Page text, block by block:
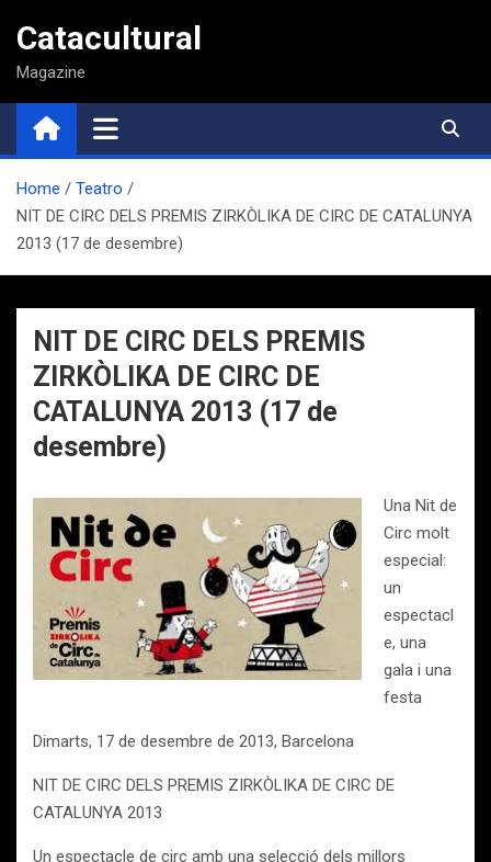
contenido
Catacultural
Magazine
Home
Teatro
NIT DE CIRC DELS PREMIS ZIRKÒLIKA DE CIRC DE CATALUNYA
2013 (17 de desembre)
NIT DE CIRC DELS PREMIS
ZIRKÒLIKA DE CIRC DE
CATALUNYA 2013 (17 de
desembre)
Una Nit de
Circ molt
especial:
un
espectacl
e, una
gala i una
festa
Dimarts, 17 de desembre de 2013, Barcelona
NIT DE CIRC DELS PREMIS ZIRKÒLIKA DE CIRC DE
CATALUNYA 2013
Un espectacle de circ amb una selecció dels millors